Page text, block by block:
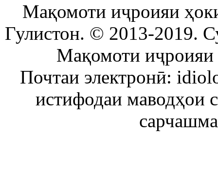
Мақомоти иҷроияи
Гулистон. © 2013-2019.
Мақомоти иҷроияи
Почтаи электронӣ:
истифодаи маводҳои